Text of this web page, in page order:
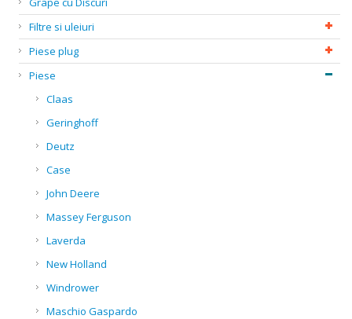
Filtre si uleiuri
Piese plug
Piese
Claas
Geringhoff
Deutz
Case
John Deere
Massey Ferguson
Laverda
New Holland
Windrower
Maschio Gaspardo